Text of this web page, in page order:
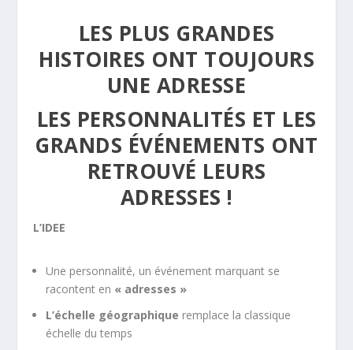
LES PLUS GRANDES
HISTOIRES ONT TOUJOURS
UNE ADRESSE
LES PERSONNALITÉS ET LES
GRANDS ÉVÉNEMENTS ONT
RETROUVÉ LEURS
ADRESSES !
L’IDEE
Une personnalité, un événement marquant se
racontent en « adresses »
L’échelle géographique remplace la classique
échelle du temps